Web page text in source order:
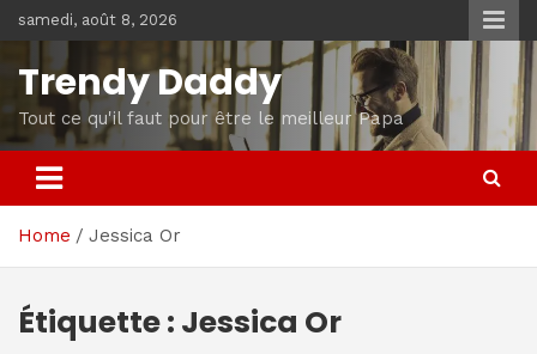
to
content
samedi, août 8, 2026
Trendy Daddy
Tout ce qu'il faut pour être le meilleur Papa
Home Jessica Or
Étiquette : Jessica Or